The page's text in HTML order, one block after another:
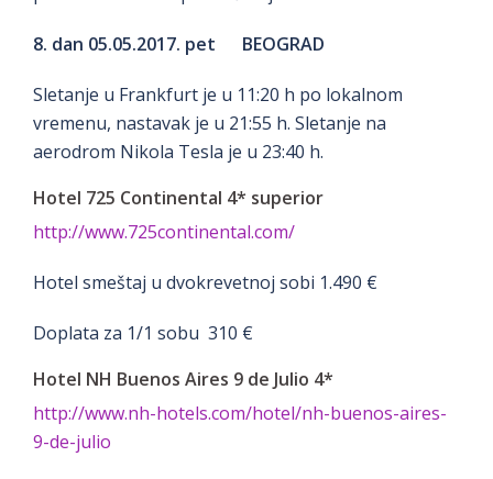
8. dan 05.05.2017. pet BEOGRAD
Sletanje u Frankfurt je u 11:20 h po lokalnom
vremenu, nastavak je u 21:55 h. Sletanje na
aerodrom Nikola Tesla je u 23:40 h.
Hotel 725 Continental 4* superior
http://www.725continental.com/
Hotel smeštaj u dvokrevetnoj sobi 1.490 €
Doplata za 1/1 sobu 310 €
Hotel NH Buenos Aires 9 de Julio 4*
http://www.nh-hotels.com/hotel/nh-buenos-aires-
9-de-julio